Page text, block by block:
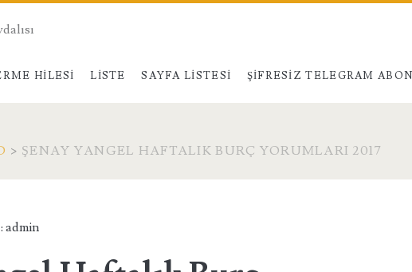
HILESI LISTE SAYFA LISTESI ŞIFRESIZ TELEGRAM
> ŞENAY YANGEL HAFTALIK BURÇ YORUMLARI 2017
admin